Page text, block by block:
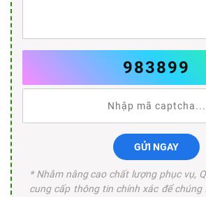
983899
GỬI NGAY
* Nhằm nâng cao chất lượng phục vụ,
cung cấp thông tin chính xác để